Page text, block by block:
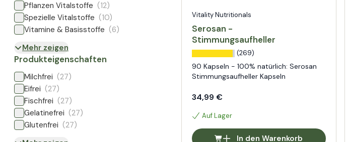
Pflanzen Vitalstoffe (12)
Spezielle Vitalstoffe (10)
Vitamine & Basisstoffe (6)
Mehr zeigen
Produkteigenschaften
Milchfrei (27)
Eifrei (27)
Fischfrei (27)
Gelatinefrei (27)
Glutenfrei (27)
Vitality Nutritionals
Serosan -
Stimmungsaufheller
(269)
90 Kapseln - 100% natürlich: Serosan
Stimmungsaufheller Kapseln
34,99 €
Auf Lager
In den Warenkorb